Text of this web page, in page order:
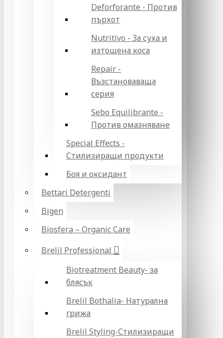
Deforforante - Против
пърхот
Nutritivo - За суха и
изтощена коса
Repair -
Възстановаваща
серия
Sebo Equilibrante -
Против омазняване
Special Effects -
Стилизиращи продукти
Боя и оксидант
Bettari Detergenti
Bigen
Biosfera – Organic Care
Brelil Professional
Biotreatment Beauty- за
блясък
Brelil Bothalia- Натурална
грижа
Brelil Styling-Стилизиращи